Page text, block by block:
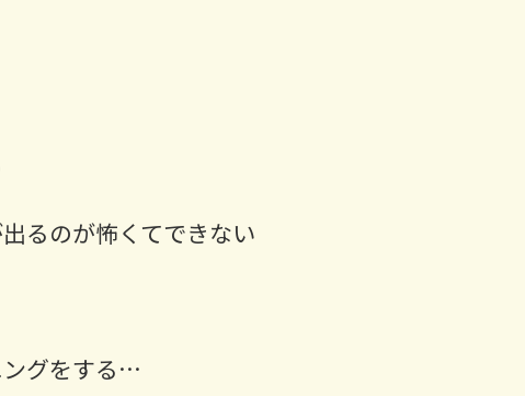
るのが怖くてできない
ングをする…